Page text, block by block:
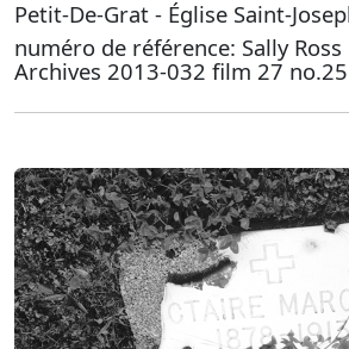
Petit-De-Grat - Église Saint-
numéro de référence: Sally Ross
Archives 2013-032 film 27 no.25